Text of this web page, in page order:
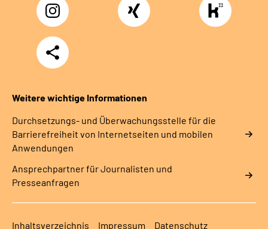
Instagram Xing
https://
rentenversicherung-
nordbayern6
Teilen
Weitere wichtige Informationen
Durchsetzungs- und Überwachungsstelle für die
Barrierefreiheit von Internetseiten und mobilen
Anwendungen
Ansprechpartner für Journalisten und
Presseanfragen
Inhaltsverzeichnis Impressum Datenschutz